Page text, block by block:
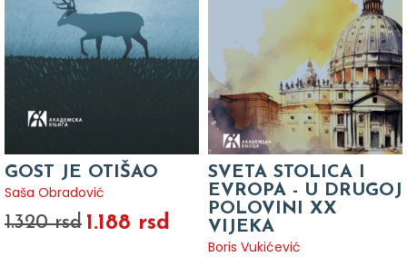
GOST JE OTIŠAO
Saša Obradović
1.320 rsd 1.188 rsd
SVETA STOLICA I
EVROPA - U DRUGOJ
POLOVINI XX
VIJEKA
Boris Vukićević